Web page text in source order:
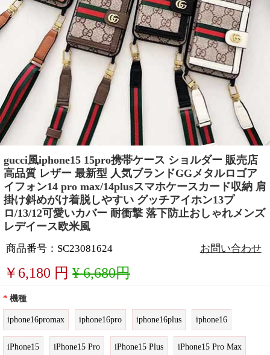
gucci風iphone15 15pro携帯ケース ショルダー 販売店
高品質 レザー 最新型 人気ブランドGGメタルロゴア
イフォン14 pro max/14plusスマホケースカード収納 肩
掛け斜めがけ着脱しやすい グッチアイホン13プ
ロ/13/12可愛いカバー 耐衝撃 落下防止おしゃれメンズ
レデイース欧米風
商品番号：SC23081624 お問い合わせ
￥ 6,180 円 ¥ 6,680円
* 機種
iphone16promax iphone16pro iphone16plus iphone16
iPhone15 iPhone15 Pro iPhone15 Plus iPhone15 Pro Max